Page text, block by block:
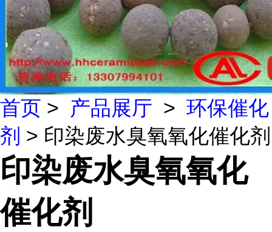
首页 > 产品展厅 > 环保催化
剂 > 印染废水臭氧氧化催化剂
印染废水臭氧氧化
催化剂